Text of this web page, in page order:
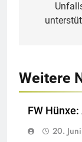
Weitere
FW
20.